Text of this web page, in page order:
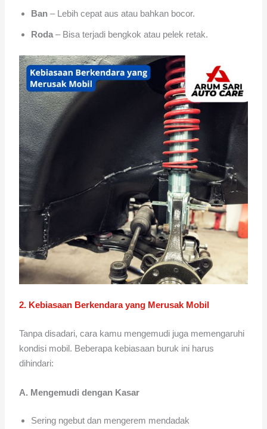
Ban – Lebih cepat aus atau bahkan bocor.
Roda – Bisa terjadi bengkok atau pelek retak.
2. Kebiasaan Berkendara yang Merusak Mobil
Tanpa disadari, cara kamu mengemudi juga memengaruhi
kondisi mobil. Beberapa kebiasaan buruk ini harus
dihindari:
A. Mengemudi dengan Kasar
Sering ngebut dan mengerem mendadak